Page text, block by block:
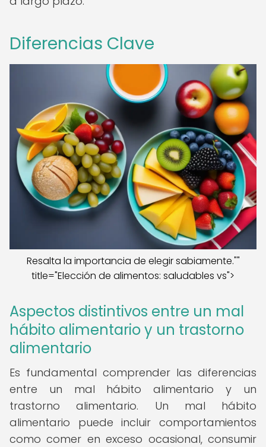
Diferencias Clave
Resalta la importancia de elegir sabiamente.""
title="Elección de alimentos: saludables vs">
Aspectos distintivos entre un mal
hábito alimentario y un trastorno
alimentario
Es fundamental comprender las diferencias
entre un mal hábito alimentario y un
trastorno alimentario. Un mal hábito
alimentario puede incluir comportamientos
como comer en exceso ocasional, consumir